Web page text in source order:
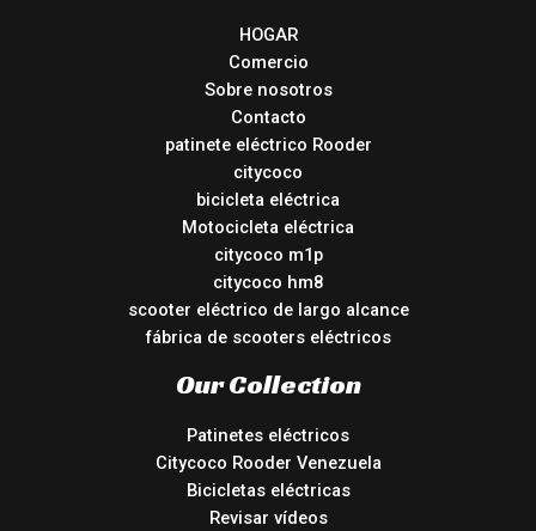
HOGAR
Comercio
Sobre nosotros
Contacto
patinete eléctrico Rooder
citycoco
bicicleta eléctrica
Motocicleta eléctrica
citycoco m1p
citycoco hm8
scooter eléctrico de largo alcance
fábrica de scooters eléctricos
Our Collection
Patinetes eléctricos
Citycoco Rooder Venezuela
Bicicletas eléctricas
Revisar vídeos